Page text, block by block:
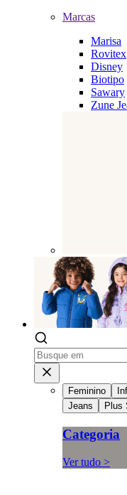
Marcas
Marisa
Rovitex
Disney
Biotipo
Sawary
Zune
Feminino
Jeans
Plus
Categoria
Ver tudo >